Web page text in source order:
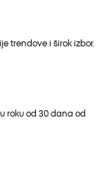
trendove i širok izbor.
roku od 30 dana od